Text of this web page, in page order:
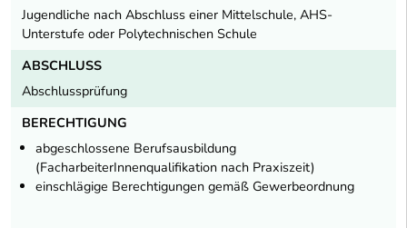
Jugendliche nach Abschluss einer Mittelschule, AHS-
Unterstufe oder Polytechnischen Schule
ABSCHLUSS
Abschlussprüfung
BERECHTIGUNG
abgeschlossene Berufsausbildung
(FacharbeiterInnenqualifikation nach Praxiszeit)
einschlägige Berechtigungen gemäß Gewerbeordnung